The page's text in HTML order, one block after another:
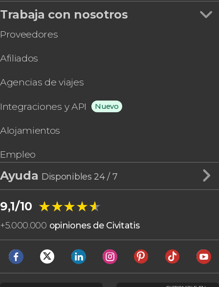
Trabaja con nosotros
Proveedores
Afiliados
Agencias de viajes
Integraciones y API Nuevo
Alojamientos
Empleo
Ayuda Disponibles 24 / 7
9,1/10 ★★★★★
★★★★★
+5.000.000 opiniones de Civitatis